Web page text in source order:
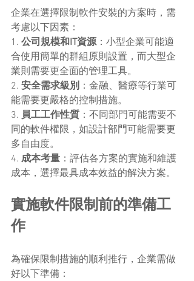
企業在選擇限制軟件安裝的方案時，需
考慮以下因素：
1. 公司規模和IT資源：小型企業可能適
合使用簡單的群組原則設置，而大型企
業則需要更全面的管理工具。
2. 安全需求級別 ：金融、醫療等行業可
能需要更嚴格的控制措施。
3. 員工工作性質 ：不同部門可能需要不
同的軟件權限，如設計部門可能需要更
多自由度。
4. 成本考量 ：評估各方案的實施和維護
成本，選擇最具成本效益的解決方案。
實施軟件限制前的準備工
作
為確保限制措施的順利推行，企業需做
好以下準備：